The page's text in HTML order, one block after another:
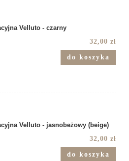
Velluto - czarny
32,00 zł
do koszyka
Velluto - jasnobeżowy (beige)
32,00 zł
do koszyka